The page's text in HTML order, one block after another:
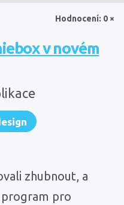
Hodnocení: 0 ×
v novém
zhubnout, a
pro